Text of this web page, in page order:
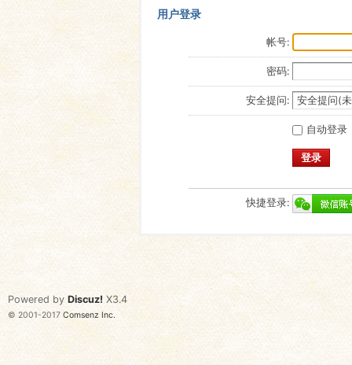
用户登录
帐号:
密码:
安全提问:
自动登录
登录
快捷登录:
Powered by Discuz! X3.4
© 2001-2017 Comsenz Inc.